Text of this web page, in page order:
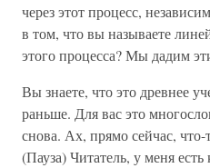
через этот процесс,
в том, что вы называете
этого процесса? Мы дадим
Вы знаете, что это древнее
раньше. Для вас это
снова. Ах, прямо сейчас, что-
(Пауза) Читатель, у меня